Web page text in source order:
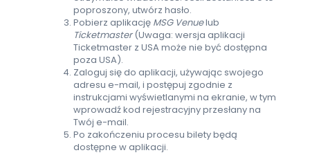
poproszony, utwórz hasło.
Pobierz aplikację MSG Venuelub
Ticketmaster(Uwaga: wersja aplikacji
Ticketmaster z USA może nie być dostępna
poza USA).
Zaloguj się do aplikacji, używając swojego
adresu e-mail, i postępuj zgodnie z
instrukcjami wyświetlanymi na ekranie, w tym
wprowadź kod rejestracyjny przesłany na
Twój e-mail.
Po zakończeniu procesu bilety będą
dostępne w aplikacji.